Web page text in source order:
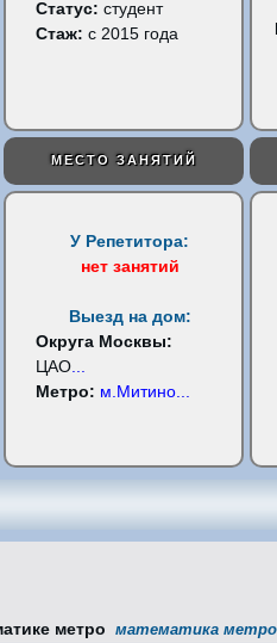
Статус:студент
Стаж: с 2015 года
МЕСТО ЗАНЯТИЙ
У Репетитора:
нет занятий
Выезд на дом:
Округа Москвы:
ЦАО
Метро: м.Митино
математика